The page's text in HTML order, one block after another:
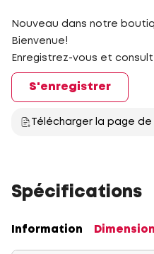
Nouveau dans notre
Bienvenue!
Enregistrez-vous et
S'enregistrer
Télécharger la page
Spécifications
Information